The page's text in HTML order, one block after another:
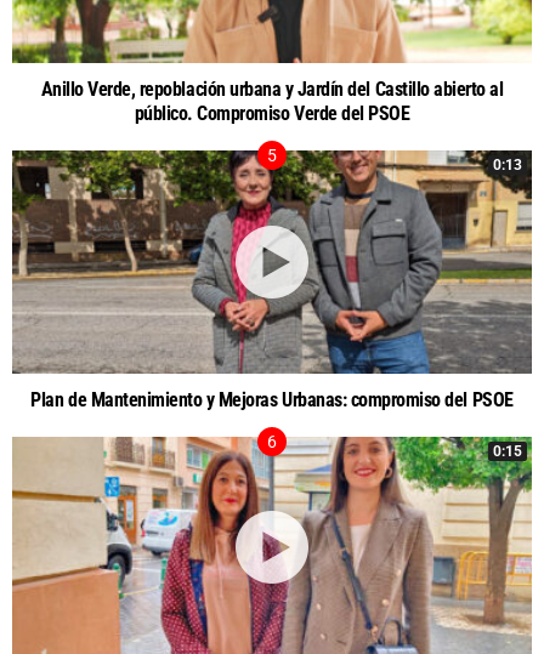
Anillo Verde, repoblación urbana y Jardín del Castillo abierto al
público. Compromiso Verde del PSOE
0:13
Plan de Mantenimiento y Mejoras Urbanas: compromiso del PSOE
0:15